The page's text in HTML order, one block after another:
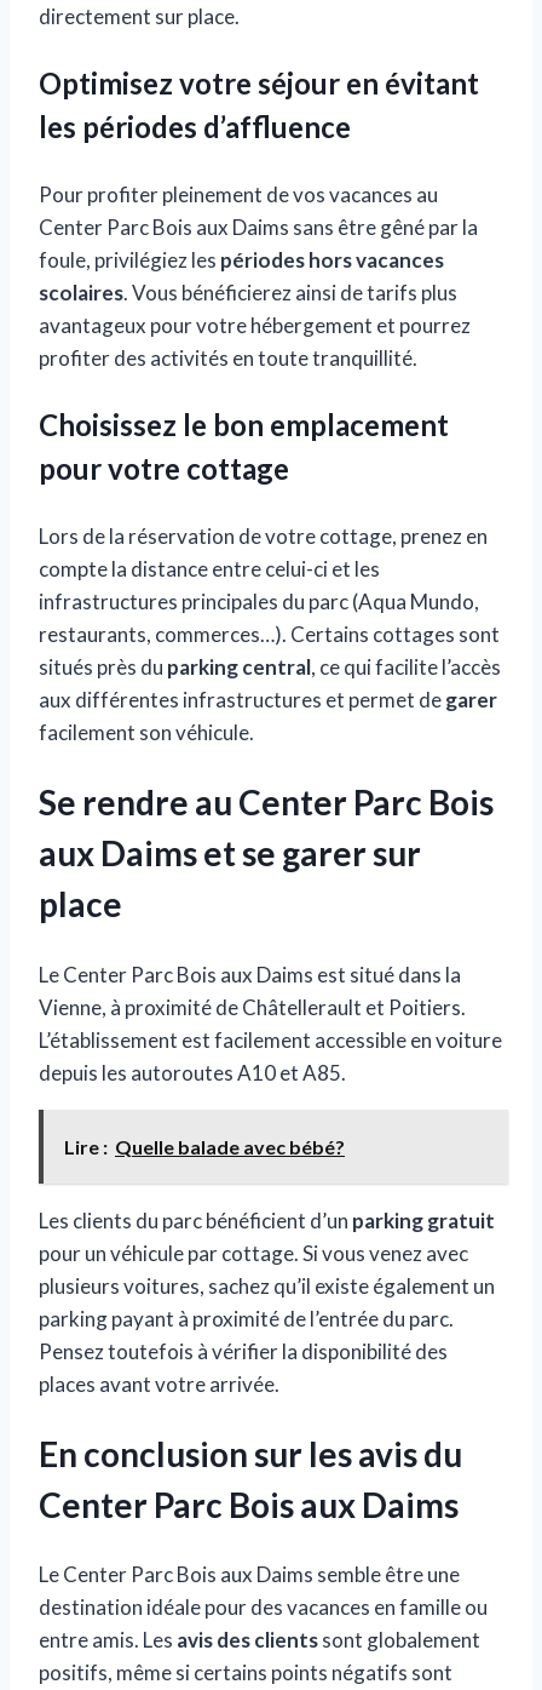
directement sur place.
Optimisez votre séjour en évitant
les périodes d’affluence
Pour profiter pleinement de vos vacances au
Center Parc Bois aux Daims sans être gêné par la
foule, privilégiez les périodes hors vacances
scolaires. Vous bénéficierez ainsi de tarifs plus
avantageux pour votre hébergement et pourrez
profiter des activités en toute tranquillité.
Choisissez le bon emplacement
pour votre cottage
Lors de la réservation de votre cottage, prenez en
compte la distance entre celui-ci et les
infrastructures principales du parc (Aqua Mundo,
restaurants, commerces…). Certains cottages sont
situés près du parking central, ce qui facilite l’accès
aux différentes infrastructures et permet degarer
facilement son véhicule.
Se rendre au Center Parc Bois
aux Daims et se garer sur
place
Le Center Parc Bois aux Daims est situé dans la
Vienne, à proximité de Châtellerault et Poitiers.
L’établissement est facilement accessible en voiture
depuis les autoroutes A10 et A85.
Lire : Quelle balade avec bébé?
Les clients du parc bénéficient d’un parking gratuit
pour un véhicule par cottage. Si vous venez avec
plusieurs voitures, sachez qu’il existe également un
parking payant à proximité de l’entrée du parc.
Pensez toutefois à vérifier la disponibilité des
places avant votre arrivée.
En conclusion sur les avis du
Center Parc Bois aux Daims
Le Center Parc Bois aux Daims semble être une
destination idéale pour des vacances en famille ou
entre amis. Les avis des clientssont globalement
positifs, même si certains points négatifs sont